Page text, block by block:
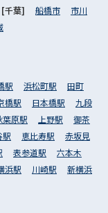
[千葉] 船橋市
市川
駅 浜松町駅
田町
橋駅 日本橋駅
九段
葉原駅 上野駅
御茶
駅 恵比寿駅
赤坂見
表参道駅
六本木
浜駅 川崎駅
新横浜